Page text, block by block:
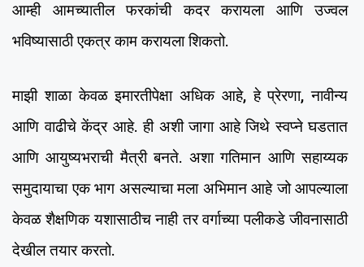
आम्ही आमच्यातील फरकांची कदर करायला आणि उज्वल
भविष्यासाठी एकत्र काम करायला शिकतो.
माझी शाळा केवळ इमारतीपेक्षा अधिक आहे, हे प्रेरणा, नावीन्य
आणि वाढीचे केंद्र आहे. ही अशी जागा आहे जिथे स्वप्ने घडतात
आणि आयुष्यभराची मैत्री बनते. अशा गतिमान आणि सहाय्यक
समुदायाचा एक भाग असल्याचा मला अभिमान आहे जो आपल्याला
केवळ शैक्षणिक यशासाठीच नाही तर वर्गाच्या पलीकडे जीवनासाठी
देखील तयार करतो.